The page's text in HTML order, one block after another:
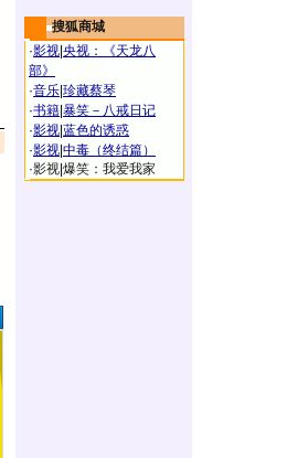
搜狐商城
·影视 央视：《天龙八
部》
·音乐 珍藏蔡琴
·书籍 暴笑－八戒日记
·影视 蓝色的诱惑
·影视 中毒（终结篇）
·影视 爆笑：我爱我家